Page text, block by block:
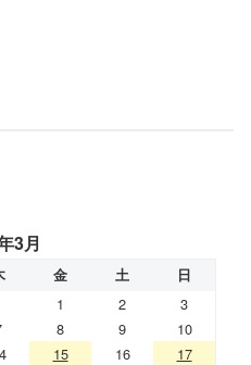
3月
金 土 日
1 2
3
8 9
10
15 16
17